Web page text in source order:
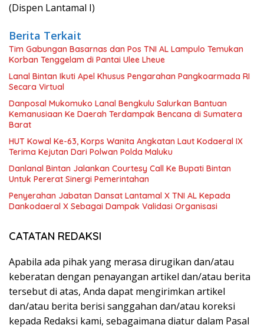
(Dispen Lantamal I)
Berita Terkait
Tim Gabungan Basarnas dan Pos TNI AL Lampulo Temukan
Korban Tenggelam di Pantai Ulee Lheue
Lanal Bintan Ikuti Apel Khusus Pengarahan Pangkoarmada RI
Secara Virtual
Danposal Mukomuko Lanal Bengkulu Salurkan Bantuan
Kemanusiaan Ke Daerah Terdampak Bencana di Sumatera
Barat
HUT Kowal Ke-63, Korps Wanita Angkatan Laut Kodaeral IX
Terima Kejutan Dari Polwan Polda Maluku
Danlanal Bintan Jalankan Courtesy Call Ke Bupati Bintan
Untuk Pererat Sinergi Pemerintahan
Penyerahan Jabatan Dansat Lantamal X TNI AL Kepada
Dankodaeral X Sebagai Dampak Validasi Organisasi
CATATAN REDAKSI
Apabila ada pihak yang merasa dirugikan dan/atau
keberatan dengan penayangan artikel dan/atau berita
tersebut di atas, Anda dapat mengirimkan artikel
dan/atau berita berisi sanggahan dan/atau koreksi
kepada Redaksi kami, sebagaimana diatur dalam Pasal